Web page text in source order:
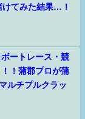
けてみた結果…！
ボートレース・競
！蒲郡プロが蒲
ルチプルクラッ